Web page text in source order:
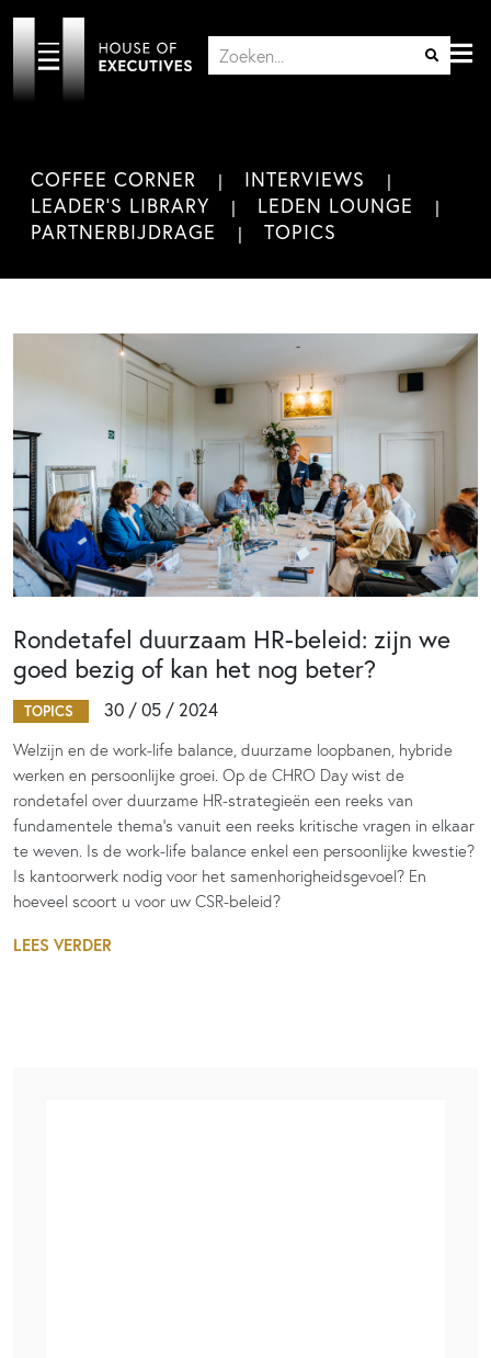
COFFEE CORNER
INTERVIEWS
LEADER'S LIBRARY
LEDEN LOUNGE
PARTNERBIJDRAGE
TOPICS
Rondetafel duurzaam HR-beleid: zijn we
goed bezig of kan het nog beter?
TOPICS 30 / 05 / 2024
Welzijn en de work-life balance, duurzame loopbanen, hybride
werken en persoonlijke groei. Op de CHRO Day wist de
rondetafel over duurzame HR-strategieën een reeks van
fundamentele thema’s vanuit een reeks kritische vragen in elkaar
te weven. Is de work-life balance enkel een persoonlijke kwestie?
Is kantoorwerk nodig voor het samenhorigheidsgevoel? En
hoeveel scoort u voor uw CSR-beleid?
LEES VERDER